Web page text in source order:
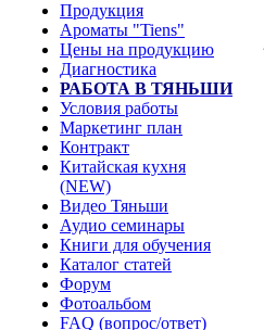
Продукция
Ароматы "Tiens"
Цены на продукцию
Диагностика
РАБОТА В ТЯНЬШИ
Условия работы
Маркетинг план
Контракт
Китайская кухня
(NEW)
Видео Тяньши
Аудио семинары
Книги для обучения
Каталог статей
Форум
Фотоальбом
FAQ (вопрос/ответ)